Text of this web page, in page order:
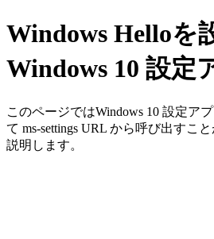
Windows Helloを
Windows 10 設定
このページではWindows 10 設定ア
て ms-settings URL から呼び出すこ
説明します。